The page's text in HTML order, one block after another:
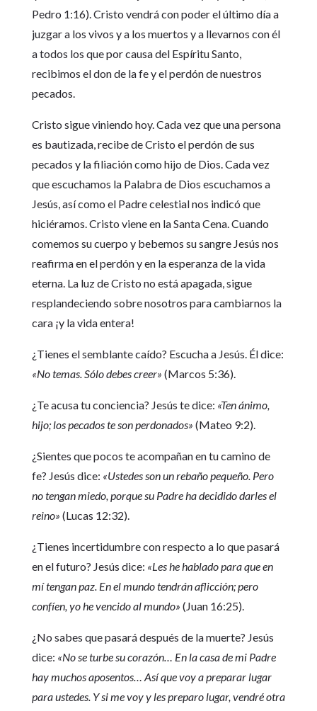
Pedro 1:16). Cristo vendrá con poder el último día a
juzgar a los vivos y a los muertos y a llevarnos con él
a todos los que por causa del Espíritu Santo,
recibimos el don de la fe y el perdón de nuestros
pecados.
Cristo sigue viniendo hoy. Cada vez que una persona
es bautizada, recibe de Cristo el perdón de sus
pecados y la filiación como hijo de Dios. Cada vez
que escuchamos la Palabra de Dios escuchamos a
Jesús, así como el Padre celestial nos indicó que
hiciéramos. Cristo viene en la Santa Cena. Cuando
comemos su cuerpo y bebemos su sangre Jesús nos
reafirma en el perdón y en la esperanza de la vida
eterna. La luz de Cristo no está apagada, sigue
resplandeciendo sobre nosotros para cambiarnos la
cara ¡y la vida entera!
¿Tienes el semblante caído? Escucha a Jesús. Él dice:
«No temas. Sólo debes creer» (Marcos 5:36).
¿Te acusa tu conciencia? Jesús te dice: «Ten ánimo,
hijo; los pecados te son perdonados» (Mateo 9:2).
¿Sientes que pocos te acompañan en tu camino de
fe? Jesús dice: «Ustedes son un rebaño pequeño. Pero
no tengan miedo, porque su Padre ha decidido darles el
reino» (Lucas 12:32).
¿Tienes incertidumbre con respecto a lo que pasará
en el futuro? Jesús dice: «Les he hablado para que en
mí tengan paz. En el mundo tendrán aflicción; pero
confíen, yo he vencido al mundo» (Juan 16:25).
¿No sabes que pasará después de la muerte? Jesús
dice: «No se turbe su corazón… En la casa de mi Padre
hay muchos aposentos… Así que voy a preparar lugar
para ustedes. Y si me voy y les preparo lugar, vendré otra